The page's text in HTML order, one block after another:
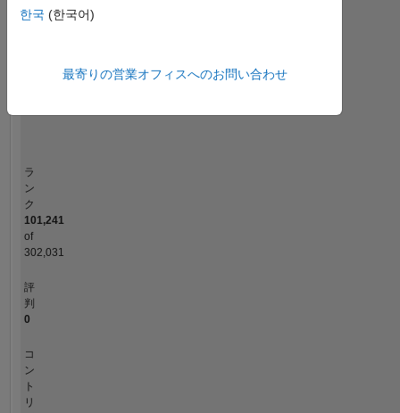
0
タイムライン
ラ
ン
ク
101,241
of
302,031
評
判
0
コ
ン
ト
リ
한국 (한국어)
最寄りの営業オフィスへのお問い合わせ